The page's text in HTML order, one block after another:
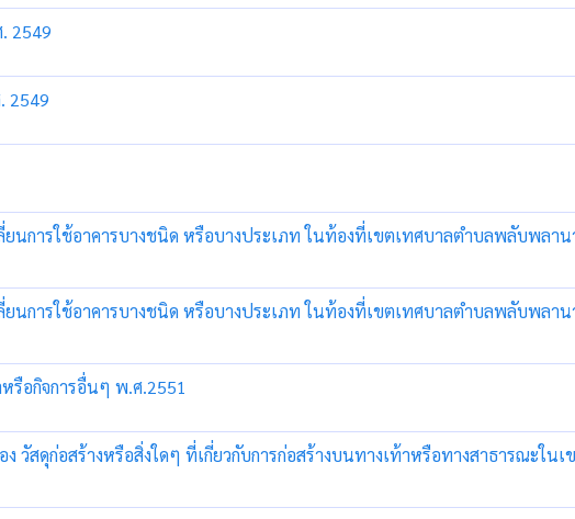
2549
2549
การใช้อาคารบางชนิด หรือบางประเภท ในท้องที่เขตเทศบาลตำบลพลับพลาน
การใช้อาคารบางชนิด หรือบางประเภท ในท้องที่เขตเทศบาลตำบลพลับพลาน
รือกิจการอื่นๆ พ.ศ.2551
วัสดุก่อสร้างหรือสิ่งใดๆ ที่เกี่ยวกับการก่อสร้างบนทางเท้าหรือทางสาธารณะใน